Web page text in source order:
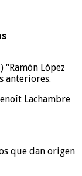
López
anteriores.
Lachambre
que dan origen